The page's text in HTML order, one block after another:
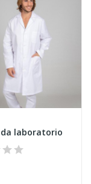
da laboratorio